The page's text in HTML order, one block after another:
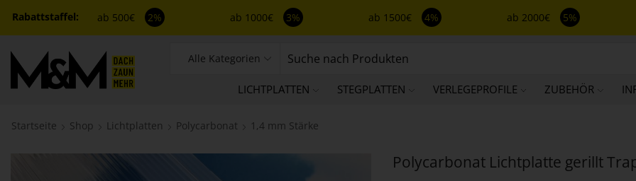
ab 500€ 2% ab 1000€ 3% ab 1500€ 4% ab 2000€ 5%
Alle Kategorien
LICHTPLATTEN STEGPLATTEN VERLEGEPROFILE ZUBEHÖR
Startseite Shop Lichtplatten Polycarbonat 1,4 mm Stärke
Polycarbonat Lichtplatte gerillt